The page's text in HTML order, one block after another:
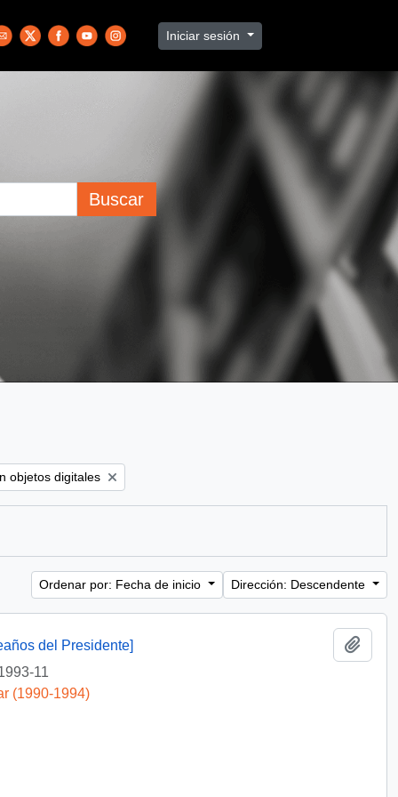
Iniciar sesión
Buscar
filter:
objetos digitales
Ordenar por: Fecha de inicio Dirección: Descendente
del Presidente]
11
(1990-1994)